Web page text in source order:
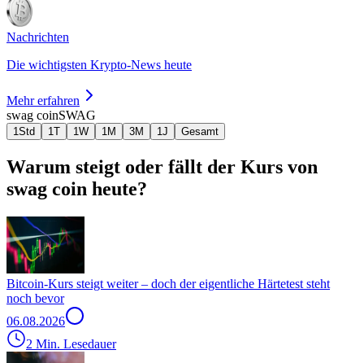
Nachrichten
Die wichtigsten Krypto-News heute
Mehr erfahren
swag coinSWAG
1Std 1T 1W 1M 3M 1J Gesamt
Warum steigt oder fällt der Kurs von
swag coin heute?
Bitcoin-Kurs steigt weiter – doch der eigentliche Härtetest steht
noch bevor
06.08.2026
2 Min. Lesedauer